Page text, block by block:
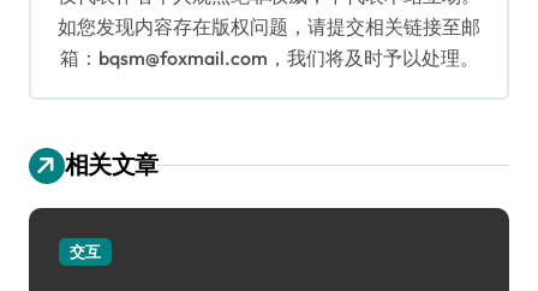
如您发现内容存在版权问题，请提交相关链接至邮
箱：bqsm@foxmail.com，我们将及时予以处理。
相关文章
交互